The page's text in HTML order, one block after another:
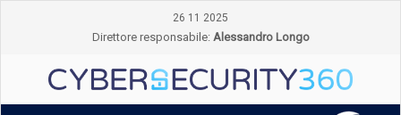
26 11 2025
Direttore responsabile: Alessandro Longo